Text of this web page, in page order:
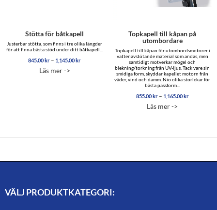
Stötta för båtkapell
Justerbar stötta, som finns i tre olika längder
för att finna bästa stöd under ditt båtkapell...
845.00kr – 1,145.00krPrisintervall:
Läs mer ->
Topkapell till kåpan på
utombordare
Topkapell till kåpan för utombordsmotorer i
vattenavstötande material som andas, men
samtidigt motverkar mögel och
blekning/torkning från UV-ljus. Tack vare sin
smidiga form, skyddar kapellet motorn från
väder, vind och damm. Nio olika storlekar för
bästa passform...
855.00kr – 1,165.00kr
Läs mer ->
VÄLJ PRODUKTKATEGORI: